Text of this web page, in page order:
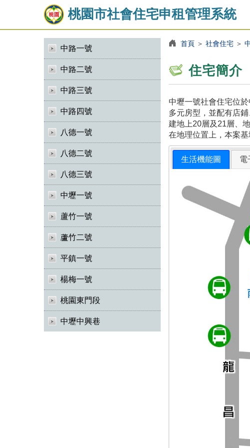
桃園市社會住宅申租管理系統
中路一號
中路二號
中路三號
中路四號
八德一號
八德二號
八德三號
中壢一號
蘆竹一號
蘆竹二號
平鎮一號
楊梅一號
桃園東門段
中壢中興巷
首頁＞ 社會住宅＞
住宅簡介
中壢一號社會住宅位
多元房型，並配有店
建地上20層及21層、
在地理位置上，本案
生活機能圖 電